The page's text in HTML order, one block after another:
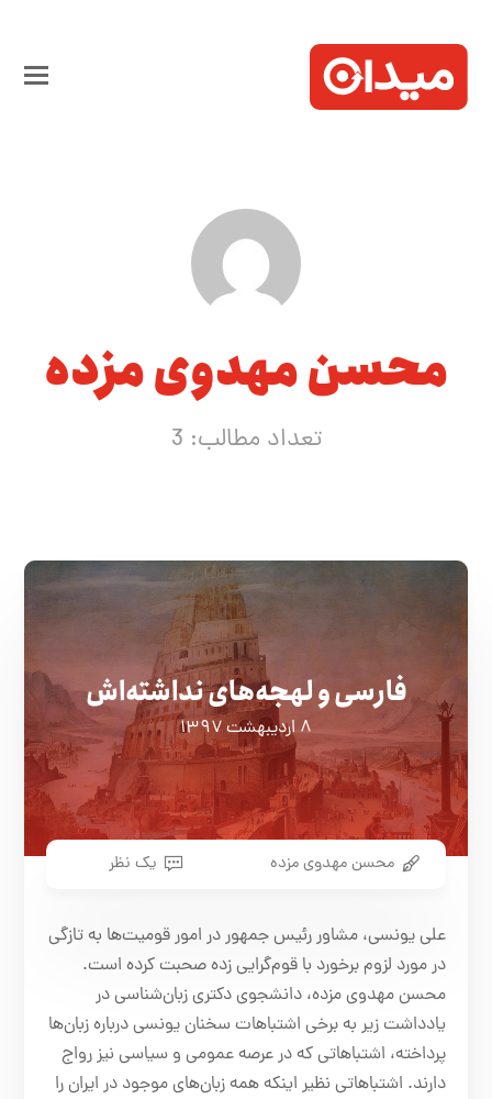
محسن مهدوی مزده
تعداد مطالب: 3
فارسی و لهجه‌های نداشته‌اش
۸ اردیبهشت ۱۳۹۷
محسن مهدوی مزده یک نظر
علی یونسی، مشاور رئیس جمهور در امور قومیت‌ها به تازگی
در مورد لزوم برخورد با قوم‌گرایی زده‌ صحبت کرده است.
محسن مهدوی مزده، دانشجوی دکتری زبان‌شناسی در
یادداشت زیر به برخی اشتباهات سخنان یونسی درباره زبان‌ها
پرداخته، اشتباهاتی که در عرصه عمومی و سیاسی نیز رواج
دارند. اشتباهاتی نظیر اینکه همه زبان‌های موجود در ایران را